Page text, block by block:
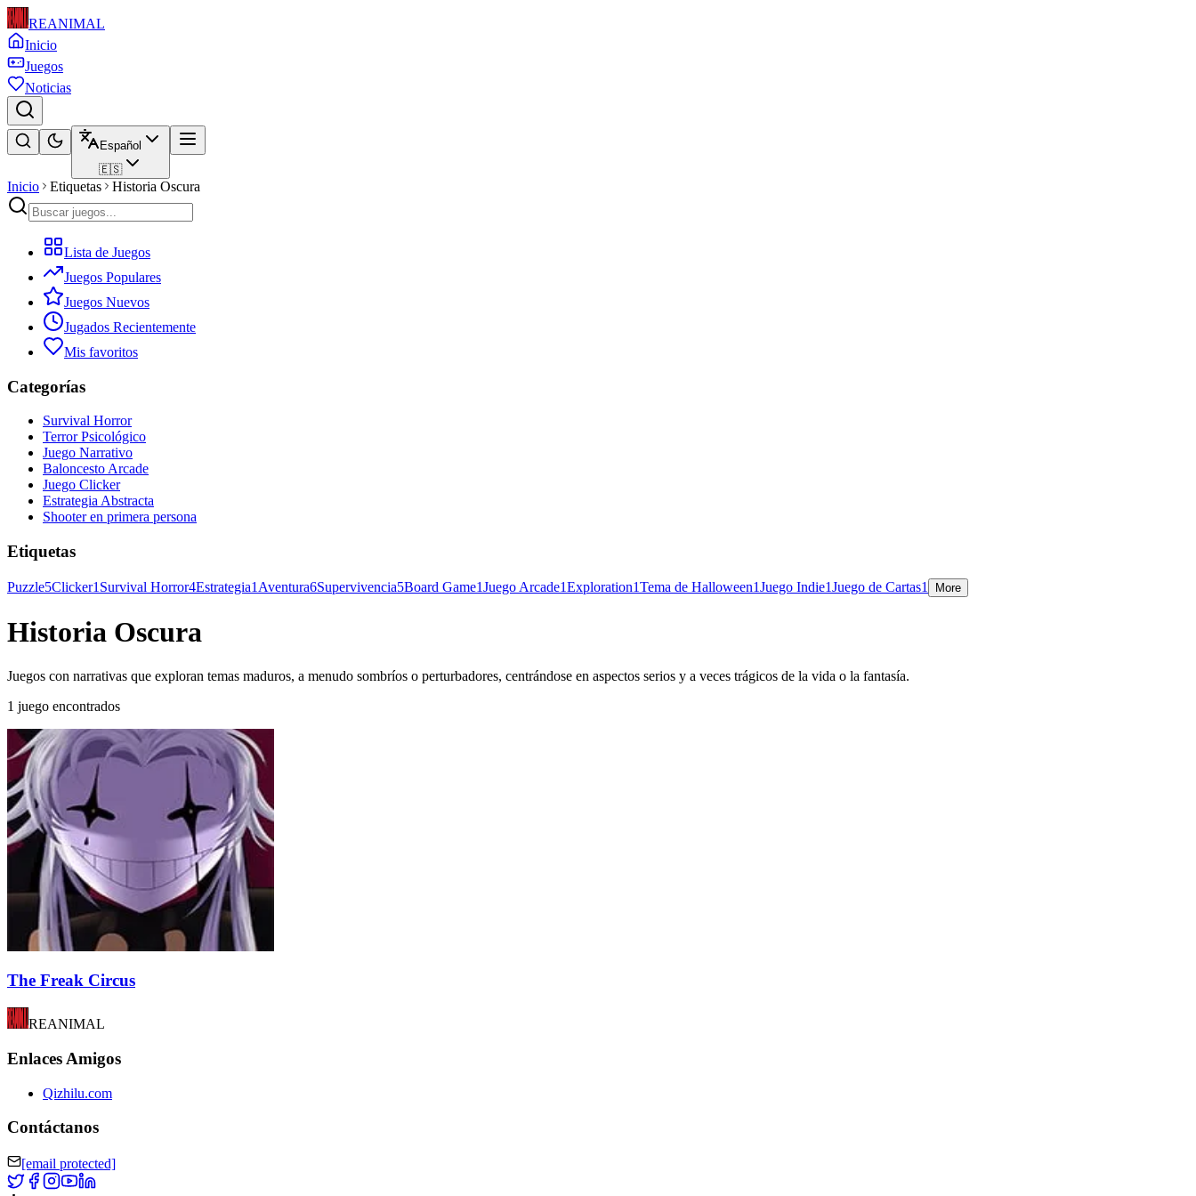
REANIMAL
Inicio
Juegos
Noticias
Español
🇪🇸
Inicio Etiquetas Historia Oscura
Lista de Juegos
Juegos Populares
Juegos Nuevos
Jugados Recientemente
Mis favoritos
Categorías
Survival Horror
Terror Psicológico
Juego Narrativo
Baloncesto Arcade
Juego Clicker
Estrategia Abstracta
Shooter en primera persona
Etiquetas
Puzzle5Clicker1 Survival Horror4Estrategia1 Aventura6Supervivencia5Board Game1Juego Arcade1Exploration1Tema de Halloween1Juego Indie1Juego de Cartas1 More
Historia Oscura
Juegos con narrativas que exploran temas maduros, a menudo sombríos o perturbadores, centrándose en aspectos serios y a veces trágicos de la vida o la fantasía.
1 juego encontrados
The Freak Circus
REANIMAL
Enlaces Amigos
Qizhilu.com
Contáctanos
[email protected]